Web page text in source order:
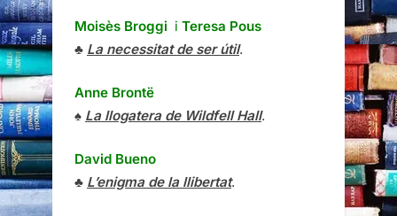
Moisès Broggi i Teresa Pous
♣ La necessitat de ser útil.
Anne Brontë
♠ La llogatera de Wildfell Hall.
David Bueno
♣ L’enigma de la llibertat.